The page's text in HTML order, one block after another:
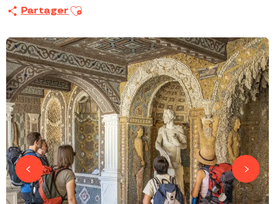
Partager Ajouter aux favoris